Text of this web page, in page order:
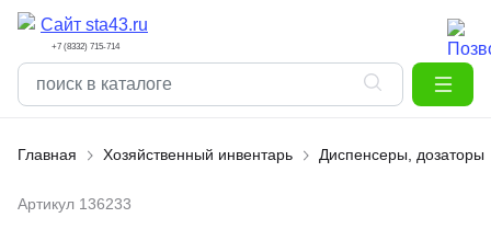
+7 (8332) 715-714
Главная Хозяйственный инвентарь Диспенсеры, дозаторы
Артикул 136233